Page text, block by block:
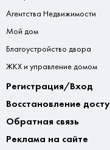
Агентства Недвижимости
Мой дом
Благоустройство двора
ЖКХ и управление домом
Регистрация/Вход
Восстановление
Обратная связь
Реклама на сайте